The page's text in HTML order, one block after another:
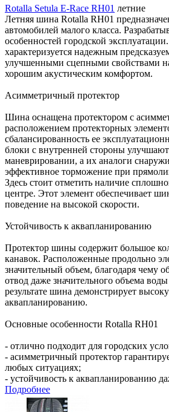
Rotalla Setula E-Race RH01 летние
Летняя шина Rotalla RH01
автомобилей малого класса.
особенностей городской
характеризуется надежным
улучшенными сцепными свойствами
хорошим акустическим комфортом.
Асимметричный протектор
Шина оснащена протектором с
расположением протекторных
сбалансированность ее
блоки с внутренней стороны
маневрировании, а их аналоги
эффективное торможение при
Здесь стоит отметить наличие
центре. Этот элемент обеспечивает
поведение на высокой скорости.
Устойчивость к аквапланированию
Протектор шины содержит большое
канавок. Расположенные продольно
значительный объем, благодаря чему
отвод даже значительного объема
результате шина демонстрирует
аквапланированию.
Основные особенности Rotalla RH01
- отлично подходит для городских
- асимметричный протектор
любых ситуациях;
- устойчивость к аквапланированию
Подробнее